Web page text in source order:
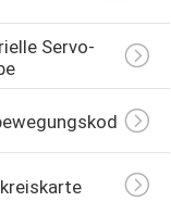
Servo-